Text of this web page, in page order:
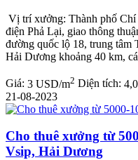
Vị trí xưởng: Thành phố
điện Phả Lại, giao thông
đường quốc lộ 18, trung tâm
Hải Dương khoảng 40 km,
Giá: 3 USD/m2 Diện tích:
21-08-2023
Cho thuê xưởng từ
Vsip, Hải Dương